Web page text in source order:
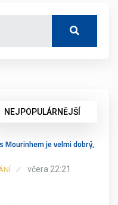
NEJPOPULÁRNĚJŠÍ
Mourinhem je velmi dobrý,
včera 22:21